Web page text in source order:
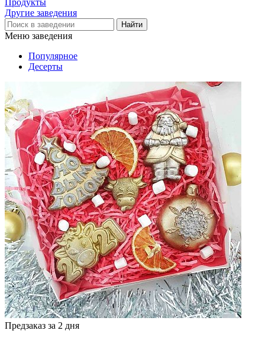
Продукты
Другие заведения
Меню заведения
Популярное
Десерты
Предзаказ за 2 дня